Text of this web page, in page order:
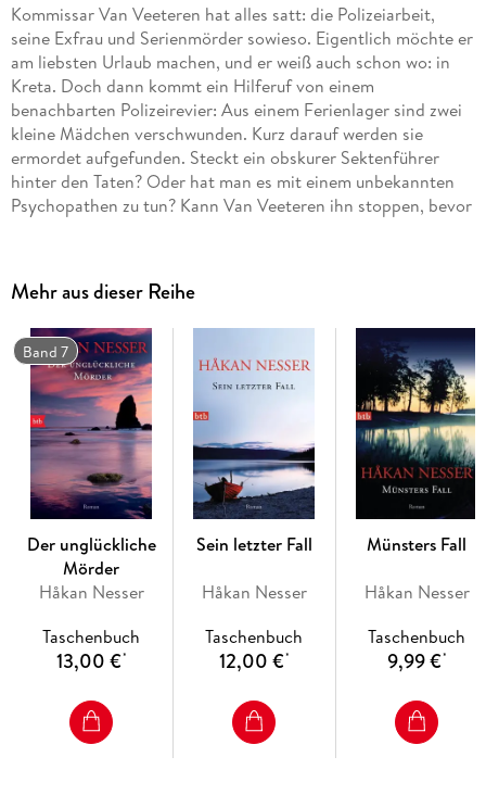
Kommissar Van Veeteren hat alles satt: die Polizeiarbeit,
seine Exfrau und Serienmörder sowieso. Eigentlich möchte er
am liebsten Urlaub machen, und er weiß auch schon wo: in
Kreta. Doch dann kommt ein Hilferuf von einem
benachbarten Polizeirevier: Aus einem Ferienlager sind zwei
kleine Mädchen verschwunden. Kurz darauf werden sie
ermordet aufgefunden. Steckt ein obskurer Sektenführer
hinter den Taten? Oder hat man es mit einem unbekannten
Psychopathen zu tun? Kann Van Veeteren ihn stoppen, bevor
Mehr aus dieser Reihe
Band 7
Der unglückliche
Mörder
Håkan Nesser
Taschenbuch
13,00 €*
Sein letzter Fall
Håkan Nesser
Taschenbuch
12,00 €*
Münsters Fall
Håkan Nesser
Taschenbuch
9,99 €*